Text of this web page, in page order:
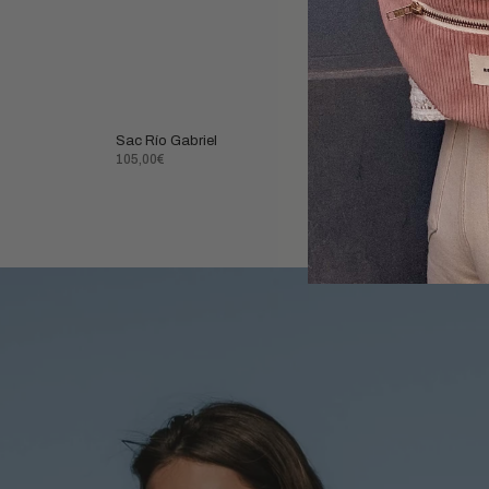
Sac Río Gabriel
Prix
105,00€